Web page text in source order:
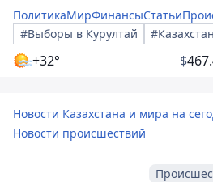
ПолитикаМирФинансыСтатьи
#Выборы в Курултай
+32° $
Новости Казахстана и мира на
Новости происшествий